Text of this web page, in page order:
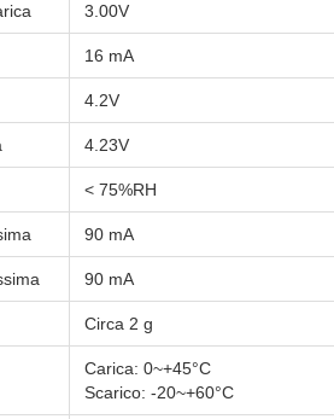
3.00V
16 mA
4.2V
4.23V
< 75%RH
90 mA
90 mA
Circa 2 g
Carica: 0~+45°C
Scarico: -20~+60°C